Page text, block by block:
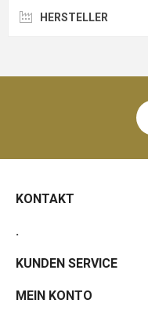
HERSTELLER
KONTAKT
.
KUNDEN SERVICE
MEIN KONTO